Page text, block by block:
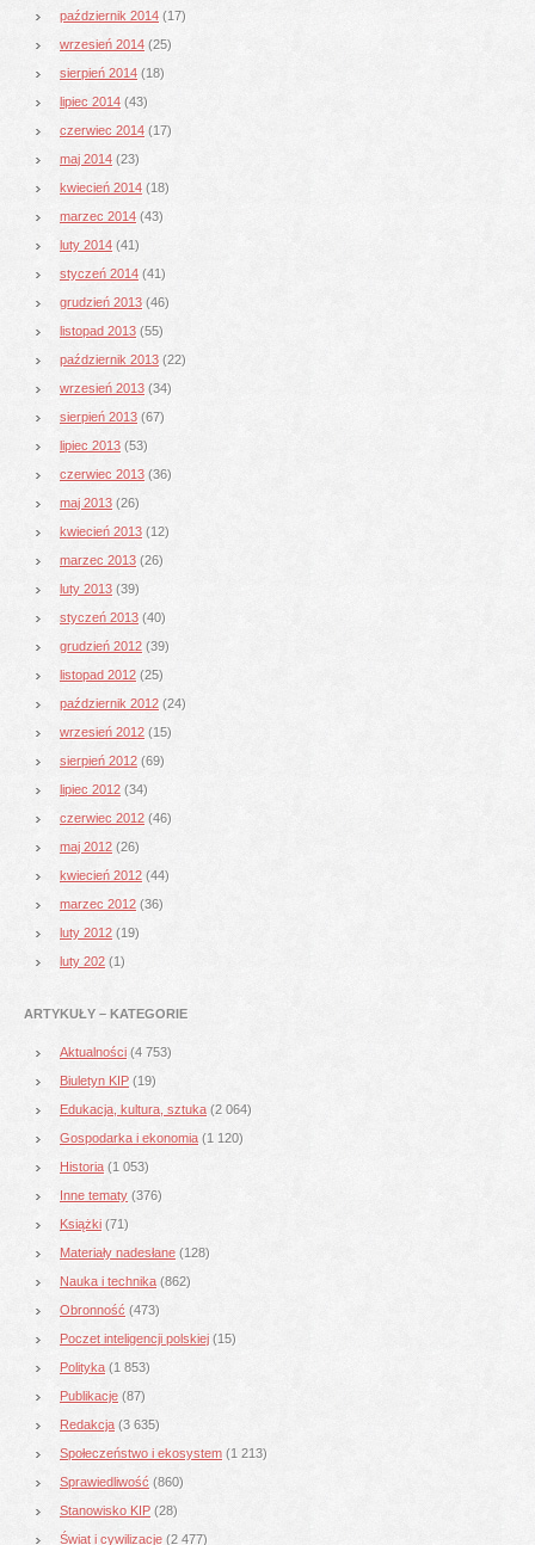
październik 2014 (17)
wrzesień 2014 (25)
sierpień 2014 (18)
lipiec 2014 (43)
czerwiec 2014 (17)
maj 2014 (23)
kwiecień 2014 (18)
marzec 2014 (43)
luty 2014 (41)
styczeń 2014 (41)
grudzień 2013 (46)
listopad 2013 (55)
październik 2013 (22)
wrzesień 2013 (34)
sierpień 2013 (67)
lipiec 2013 (53)
czerwiec 2013 (36)
maj 2013 (26)
kwiecień 2013 (12)
marzec 2013 (26)
luty 2013 (39)
styczeń 2013 (40)
grudzień 2012 (39)
listopad 2012 (25)
październik 2012 (24)
wrzesień 2012 (15)
sierpień 2012 (69)
lipiec 2012 (34)
czerwiec 2012 (46)
maj 2012 (26)
kwiecień 2012 (44)
marzec 2012 (36)
luty 2012 (19)
luty 202 (1)
ARTYKUŁY – KATEGORIE
Aktualności (4 753)
Biuletyn KIP (19)
Edukacja, kultura, sztuka (2 064)
Gospodarka i ekonomia (1 120)
Historia (1 053)
Inne tematy (376)
Książki (71)
Materiały nadesłane (128)
Nauka i technika (862)
Obronność (473)
Poczet inteligencji polskiej (15)
Polityka (1 853)
Publikacje (87)
Redakcja (3 635)
Społeczeństwo i ekosystem (1 213)
Sprawiedliwość (860)
Stanowisko KIP (28)
Świat i cywilizacje (2 477)